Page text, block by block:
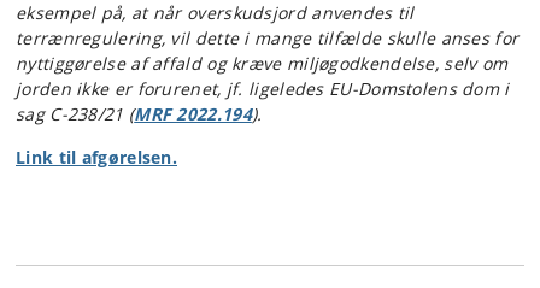
eksempel på, at når overskudsjord anvendes til
terrænregulering, vil dette i mange tilfælde skulle anses for
nyttiggørelse af affald og kræve miljøgodkendelse, selv om
jorden ikke er forurenet, jf. ligeledes EU-Domstolens dom i
sag C-238/21 (MRF 2022.194).
Link til afgørelsen.